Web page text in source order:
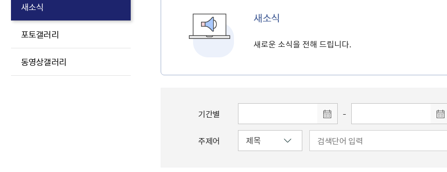
새소식
포토갤러리
동영상갤러리
새소식
새로운 소식을 전해 드립니다.
기간별 -
주제어